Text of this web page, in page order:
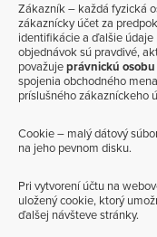
Zákazník – každá fyzická
zákaznícky účet za
identifikácie a ďalšie údaje
objednávok sú pravdivé,
považujeprávnickú osobu
spojenia obchodného
príslušného zákazníckeho
Cookie – malý dátový
na jeho pevnom disku.
Pri vytvorení účtu na
uložený cookie, ktorý
ďalšej návšteve stránky.